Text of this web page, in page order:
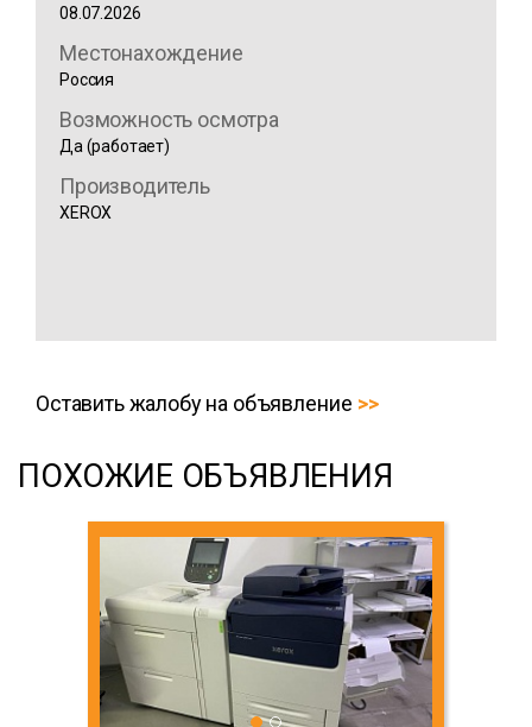
08.07.2026
Местонахождение
Россия
Возможность осмотра
Да (работает)
Производитель
XEROX
Оставить жалобу на объявление
ПОХОЖИЕ ОБЪЯВЛЕНИЯ